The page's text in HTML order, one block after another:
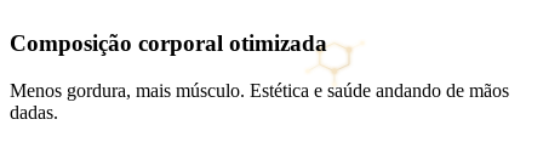
Composição corporal otimizada
Menos gordura, mais músculo. Estética e saúde andando de mãos
dadas.